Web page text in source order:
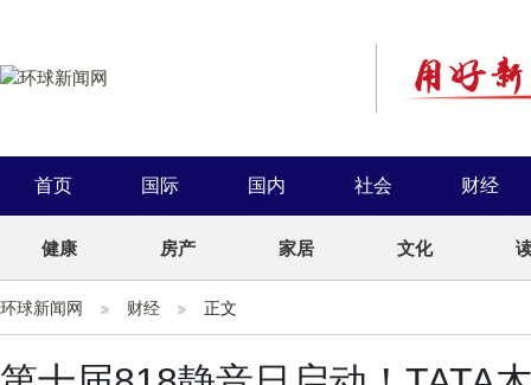
首页 国际 国内 社会 财经
健康 房产 家居 文化
环球新闻网 财经 正文